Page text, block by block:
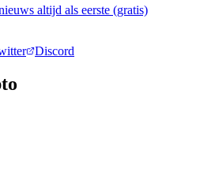
altijd als eerste (gratis)
Discord